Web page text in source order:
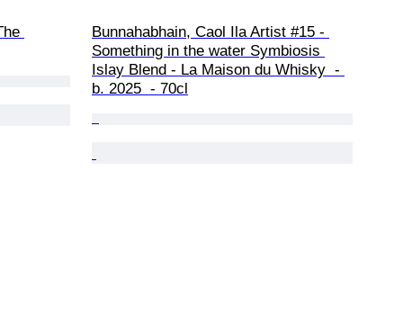
Bunnahabhain, Caol Ila Artist #15 -
Something in the water Symbiosis
Islay Blend - La Maison du Whisky  -
b. 2025  - 70cl